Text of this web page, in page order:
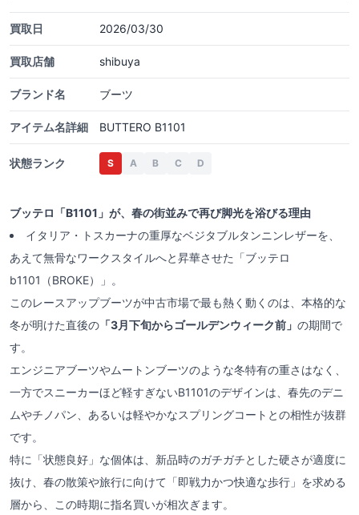
買取日 2026/03/30
買取店舗 shibuya
ブランド名 ブーツ
アイテム名詳細 BUTTERO B1101
状態ランク S A B C D
ブッテロ「B1101」が、春の街並みで再び脚光を浴びる理由
イタリア・トスカーナの重厚なベジタブルタンニンレザーを、
あえて無骨なワークスタイルへと昇華させた「ブッテロ
b1101（BROKE）」。
このレースアップブーツが中古市場で最も熱く動くのは、本格的な
冬が明けた直後の 「3月下旬からゴールデンウィーク前」 の期間で
す。
エンジニアブーツやムートンブーツのような冬特有の重さはなく、
一方でスニーカーほど軽すぎないB1101のデザインは、春先のデニ
ムやチノパン、あるいは軽やかなスプリングコートとの相性が抜群
です。
特に「状態良好」な個体は、新品時のガチガチとした硬さが適度に
抜け、春の散策や旅行に向けて「即戦力かつ快適な歩行」を求める
層から、この時期に指名買いが相次ぎます。